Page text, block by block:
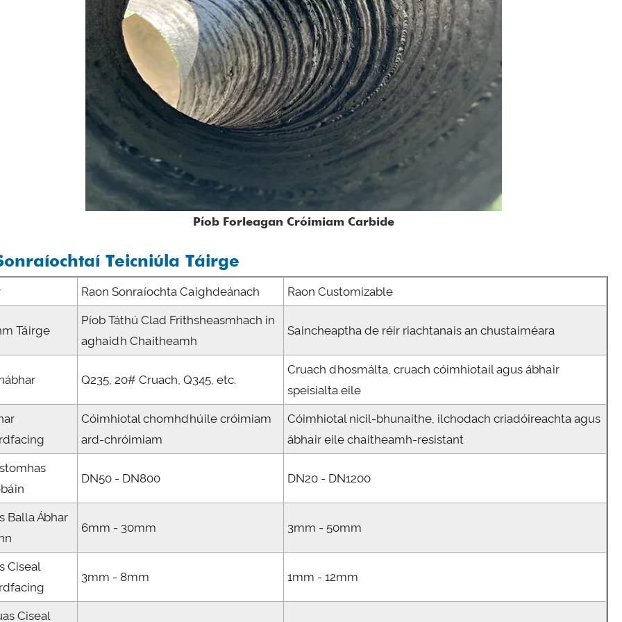
Píob Forleagan Cróimiam Carbide
Teicniúla Táirge
Raon Sonraíochta Caighdeánach Raon Customizable
Táirge
Píob Táthú Clad Frithsheasmhach in
aghaidh Chaitheamh
Saincheaptha de réir riachtanais an chustaiméara
Q235, 20# Cruach, Q345, etc.
Cruach dhosmálta, cruach cóimhiotail agus ábhair
speisialta eile
Cóimhiotal chomhdhúile cróimiam
ard-chróimiam
Cóimhiotal nicil-bhunaithe, ilchodach criadóireachta agus
ábhair eile chaitheamh-resistant
DN50 - DN800 DN20 - DN1200
Balla Ábhar
6mm - 30mm 3mm - 50mm
Ciseal
3mm - 8mm 1mm - 12mm
Ciseal